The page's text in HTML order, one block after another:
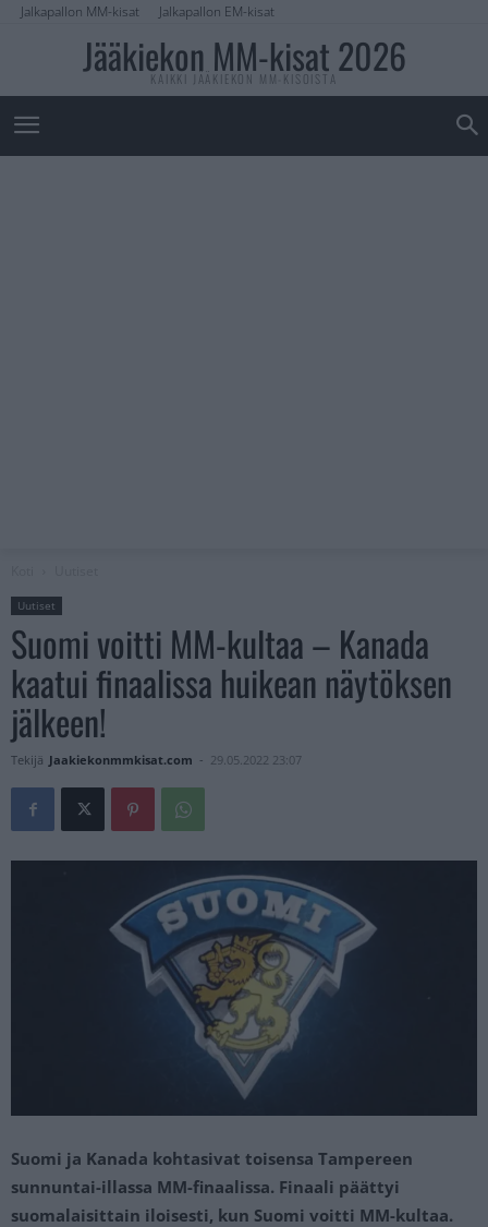
Jalkapallon MM-kisat Jalkapallon EM-kisat
Jääkiekon MM-kisat 2026
KAIKKI JÄÄKIEKON MM-KISOISTA
Uutiset
Suomi voitti MM-kultaa – Kanada
kaatui finaalissa huikean näytöksen
jälkeen!
Tekijä Jaakiekonmmkisat.com - 29.05.2022 23:07
Suomi ja Kanada kohtasivat toisensa Tampereen
sunnuntai-illassa MM-finaalissa. Finaali päättyi
suomalaisittain iloisesti, kun Suomi voitti MM-kultaa.